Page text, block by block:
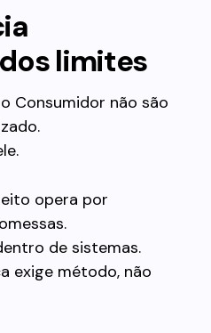
limites
Consumidor não são
opera por
de sistemas.
exige método, não